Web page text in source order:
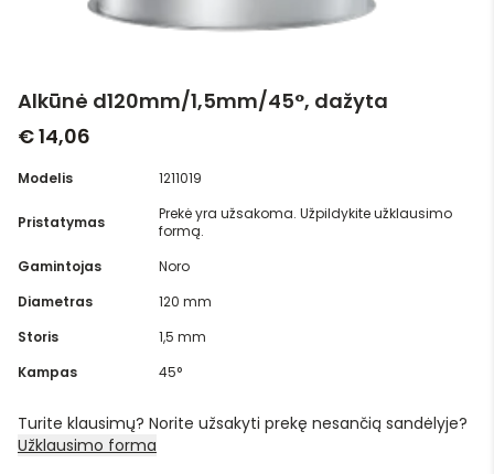
Alkūnė d120mm/1,5mm/45°, dažyta
€ 14,06
Modelis 1211019
Pristatymas
Prekė yra užsakoma. Užpildykite užklausimo
formą.
Gamintojas
Noro
Diametras
120 mm
Storis
1,5 mm
Kampas
45°
Turite klausimų? Norite užsakyti prekę nesančią sandėlyje?
Užklausimo forma